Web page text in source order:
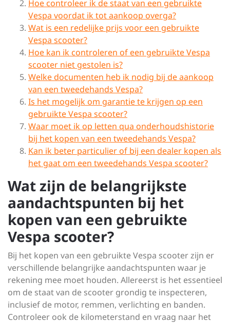
Hoe controleer ik de staat van een gebruikte
Vespa voordat ik tot aankoop overga?
Wat is een redelijke prijs voor een gebruikte
Vespa scooter?
Hoe kan ik controleren of een gebruikte Vespa
scooter niet gestolen is?
Welke documenten heb ik nodig bij de aankoop
van een tweedehands Vespa?
Is het mogelijk om garantie te krijgen op een
gebruikte Vespa scooter?
Waar moet ik op letten qua onderhoudshistorie
bij het kopen van een tweedehands Vespa?
Kan ik beter particulier of bij een dealer kopen als
het gaat om een tweedehands Vespa scooter?
Wat zijn de belangrijkste
aandachtspunten bij het
kopen van een gebruikte
Vespa scooter?
Bij het kopen van een gebruikte Vespa scooter zijn er
verschillende belangrijke aandachtspunten waar je
rekening mee moet houden. Allereerst is het essentieel
om de staat van de scooter grondig te inspecteren,
inclusief de motor, remmen, verlichting en banden.
Controleer ook de kilometerstand en vraag naar het